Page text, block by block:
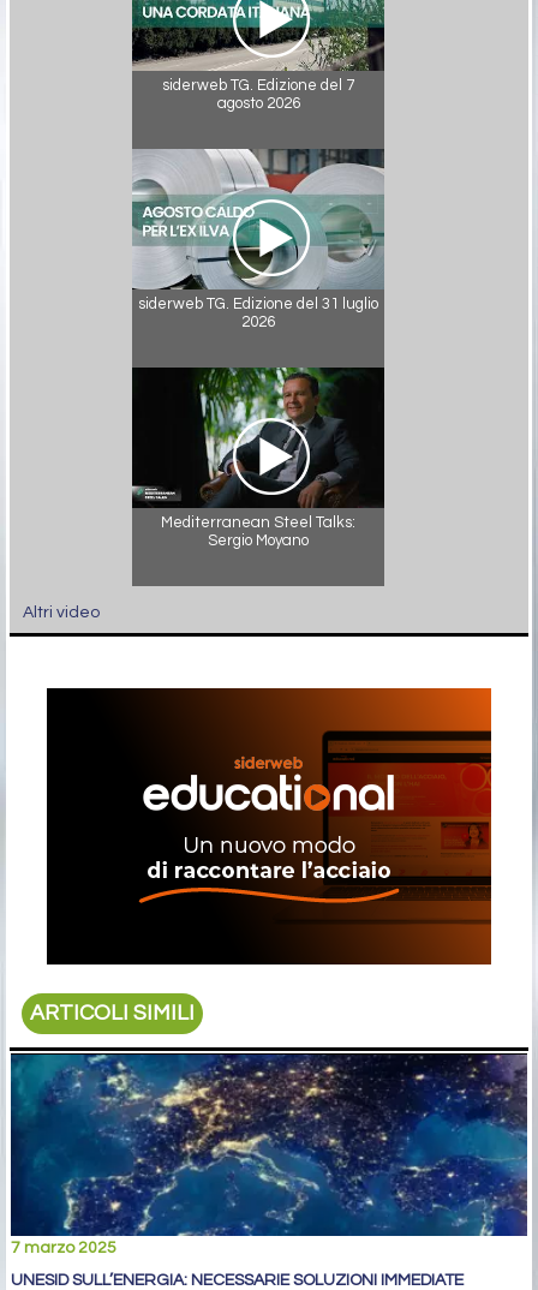
siderweb TG. Edizione del 7
agosto 2026
siderweb TG. Edizione del 31 luglio
2026
Mediterranean Steel Talks:
Sergio Moyano
Altri video
ARTICOLI SIMILI
7 marzo 2025
UNESID SULL’ENERGIA: NECESSARIE SOLUZIONI IMMEDIATE